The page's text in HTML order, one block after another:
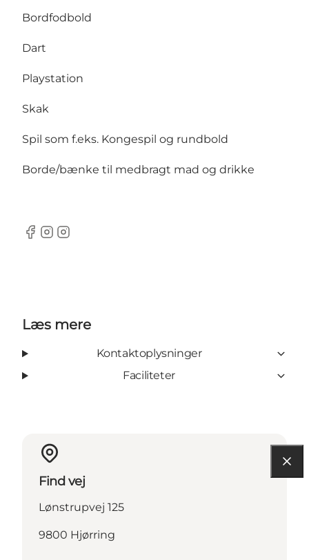
Bordfodbold
Dart
Playstation
Skak
Spil som f.eks. Kongespil og rundbold
Borde/bænke til medbragt mad og drikke
Facebook
instagram
instagram
Læs mere
Kontaktoplysninger
Faciliteter
Find vej
Lønstrupvej 125
9800 Hjørring